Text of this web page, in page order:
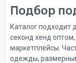
Подбор
Каталог подходит
секонд хенд
маркетплейсы.
одежды,